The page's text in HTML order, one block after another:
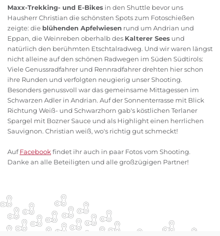
Maxx-Trekking- und E-Bikes in den Shuttle bevor uns
Hausherr Christian die schönsten Spots zum Fotoschießen
zeigte: die blühenden Apfelwiesen rund um Andrian und
Eppan, die Weinreben oberhalb des Kalterer Sees und
natürlich den berühmten Etschtalradweg. Und wir waren längst
nicht alleine auf den schönen Radwegen im Süden Südtirols:
Viele Genussradfahrer und Rennradfahrer drehten hier schon
ihre Runden und verfolgten neugierig unser Shooting.
Besonders genussvoll war das gemeinsame Mittagessen im
Schwarzen Adler in Andrian. Auf der Sonnenterrasse mit Blick
Richtung Weiß- und Schwarzhorn gab's köstlichen Terlaner
Spargel mit Bozner Sauce und als Highlight einen herrlichen
Sauvignon. Christian weiß, wo's richtig gut schmeckt!
AufFacebook findet ihr auch in paar Fotos vom Shooting.
Danke an alle Beteiligten und alle großzügigen Partner!